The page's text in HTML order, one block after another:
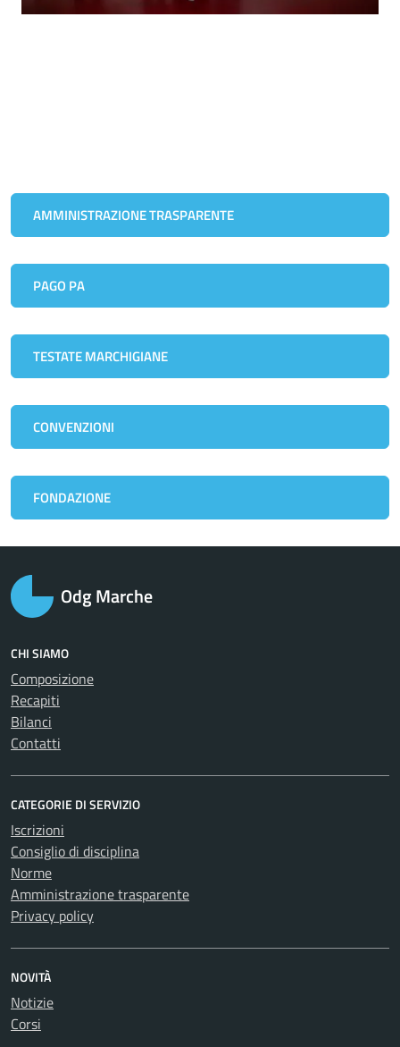
AMMINISTRAZIONE TRASPARENTE
PAGO PA
TESTATE MARCHIGIANE
CONVENZIONI
FONDAZIONE
Odg Marche
CHI SIAMO
Composizione
Recapiti
Bilanci
Contatti
CATEGORIE DI SERVIZIO
Iscrizioni
Consiglio di disciplina
Norme
Amministrazione trasparente
Privacy policy
NOVITÀ
Notizie
Corsi